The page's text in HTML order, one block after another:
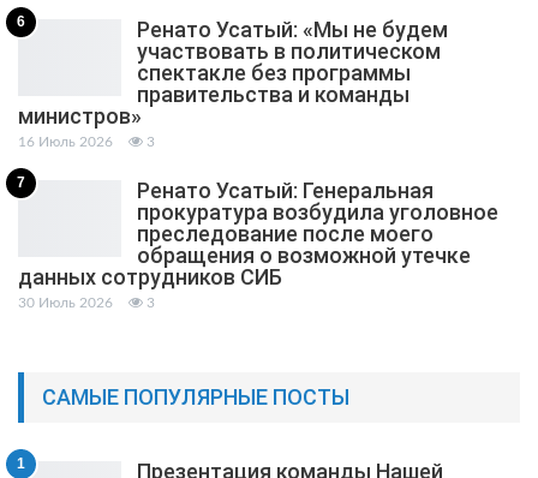
6
Ренато Усатый: «Мы не будем
участвовать в политическом
спектакле без программы
правительства и команды
министров»
16 Июль 2026 3
7
Ренато Усатый: Генеральная
прокуратура возбудила уголовное
преследование после моего
обращения о возможной утечке
данных сотрудников СИБ
30 Июль 2026 3
САМЫЕ ПОПУЛЯРНЫЕ ПОСТЫ
1 Презентация команды Нашей